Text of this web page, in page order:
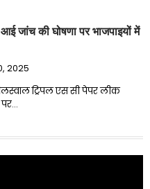
जांच की घोषणा पर भाजपाइयों में
2025
ट्रिपल एस सी पेपर लीक